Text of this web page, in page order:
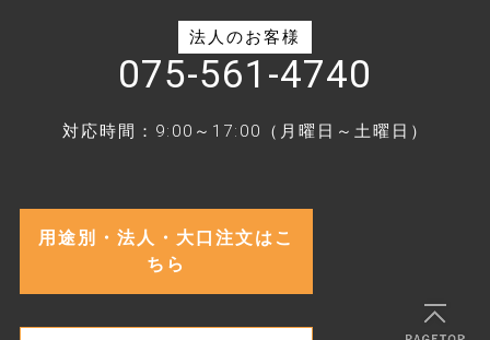
法人のお客様
075-561-4740
対応時間：9:00～17:00（月曜日～土曜日）
用途別・法人・大口注文はこ
ちら